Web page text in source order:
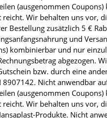
(ausgenommen
Wir behalten uns vor,
Bestellung zusätzlich 5 €
und
kombinierbar und nur
abgezogen.
bzw. durch eine
Nicht anwendbar
(ausgenommen
Wir behalten uns vor,
Produkte. Nicht